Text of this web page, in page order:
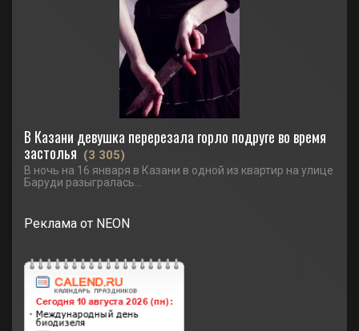
В Казани девушка перерезала горло подруге во время
застолья (3 305)
В ночь на 16 января в Казани в одной из квартир на улице
Баруди разыгралась...
Реклама от NEON